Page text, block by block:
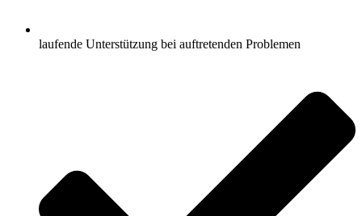
laufende Unterstützung bei auftretenden Problemen